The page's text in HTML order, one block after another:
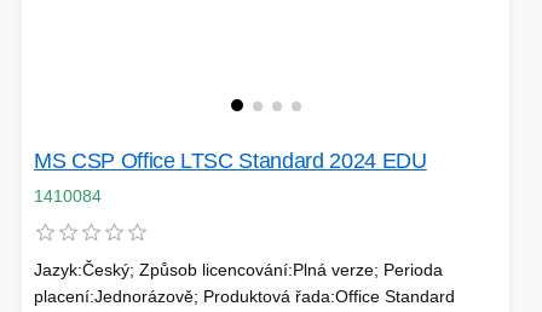
MS CSP Office LTSC Standard 2024 EDU
1410084
Jazyk:Český; Způsob licencování:Plná verze; Perioda
placení:Jednorázově; Produktová řada:Office Standard